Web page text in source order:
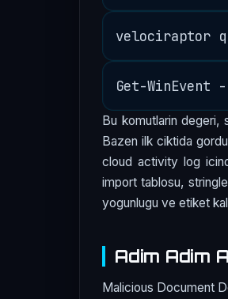
Bu komutlarin degeri,
Bazen ilk ciktida
cloud activity log
import tablosu,
yogunlugu ve etiket
Adim Adim
Malicious Document